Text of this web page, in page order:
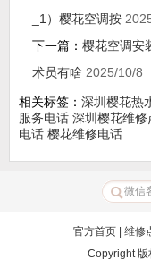
_1）樱花空调按
下一篇： 樱花空调安
术员有啥 2025/10/8
相关标签： 深圳樱花热
服务电话 深圳樱花维修
电话 樱花维修电话
官方首页| 维修
Copyright 版